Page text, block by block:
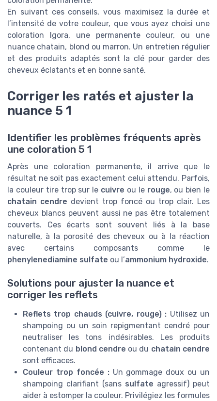
En suivant ces conseils, vous maximisez la durée et
l’intensité de votre couleur, que vous ayez choisi une
coloration Igora, une permanente couleur, ou une
nuance chatain, blond ou marron. Un entretien régulier
et des produits adaptés sont la clé pour garder des
cheveux éclatants et en bonne santé.
Corriger les ratés et ajuster la
nuance 5 1
Identifier les problèmes fréquents après
une coloration 5 1
Après une coloration permanente, il arrive que le
résultat ne soit pas exactement celui attendu. Parfois,
la couleur tire trop sur le cuivre ou le rouge, ou bien le
chatain cendre devient trop foncé ou trop clair. Les
cheveux blancs peuvent aussi ne pas être totalement
couverts. Ces écarts sont souvent liés à la base
naturelle, à la porosité des cheveux ou à la réaction
avec certains composants comme le
phenylenediamine sulfate ou l’ammonium hydroxide.
Solutions pour ajuster la nuance et
corriger les reflets
Reflets trop chauds (cuivre, rouge) : Utilisez un
shampoing ou un soin repigmentant cendré pour
neutraliser les tons indésirables. Les produits
contenant du blond cendre ou du chatain cendre
sont efficaces.
Couleur trop foncée :Un gommage doux ou un
shampoing clarifiant (sans sulfate agressif) peut
aider à estomper la couleur. Privilégiez les formules